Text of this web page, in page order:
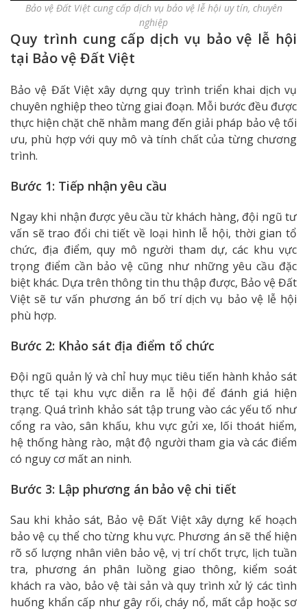
Bảo vệ Đất Việt cung cấp dịch vụ bảo vệ lễ hội uy tín, chuyên
nghiệp
Quy trình cung cấp dịch vụ bảo vệ lễ hội
tại Bảo vệ Đất Việt
Bảo vệ Đất Việt xây dựng quy trình triển khai dịch vụ
chuyên nghiệp theo từng giai đoạn. Mỗi bước đều được
thực hiện chặt chẽ nhằm mang đến giải pháp bảo vệ tối
ưu, phù hợp với quy mô và tính chất của từng chương
trình.
Bước 1: Tiếp nhận yêu cầu
Ngay khi nhận được yêu cầu từ khách hàng, đội ngũ tư
vấn sẽ trao đổi chi tiết về loại hình lễ hội, thời gian tổ
chức, địa điểm, quy mô người tham dự, các khu vực
trọng điểm cần bảo vệ cũng như những yêu cầu đặc
biệt khác. Dựa trên thông tin thu thập được, Bảo vệ Đất
Việt sẽ tư vấn phương án bố trí dịch vụ bảo vệ lễ hội
phù hợp.
Bước 2: Khảo sát địa điểm tổ chức
Đội ngũ quản lý và chỉ huy mục tiêu tiến hành khảo sát
thực tế tại khu vực diễn ra lễ hội để đánh giá hiện
trạng. Quá trình khảo sát tập trung vào các yếu tố như
cổng ra vào, sân khấu, khu vực gửi xe, lối thoát hiểm,
hệ thống hàng rào, mật độ người tham gia và các điểm
có nguy cơ mất an ninh.
Bước 3: Lập phương án bảo vệ chi tiết
Sau khi khảo sát, Bảo vệ Đất Việt xây dựng kế hoạch
bảo vệ cụ thể cho từng khu vực. Phương án sẽ thể hiện
rõ số lượng nhân viên bảo vệ, vị trí chốt trực, lịch tuần
tra, phương án phân luồng giao thông, kiểm soát
khách ra vào, bảo vệ tài sản và quy trình xử lý các tình
huống khẩn cấp như gây rối, cháy nổ, mất cắp hoặc sơ